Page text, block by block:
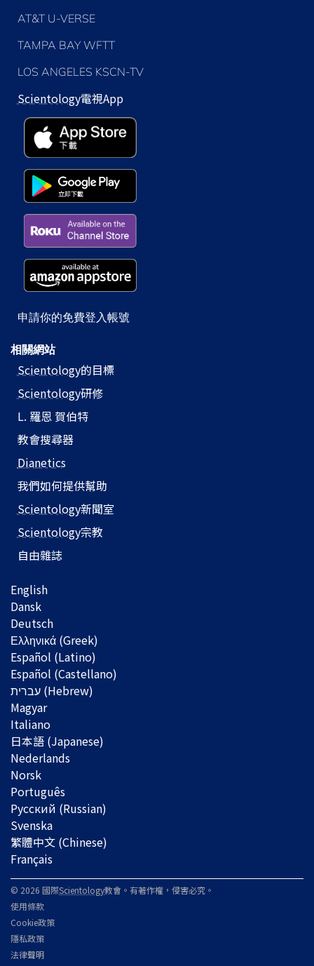
AT&T U-VERSE
TAMPA BAY WFTT
LOS ANGELES KSCN-TV
Scientology電視App
申請你的免費登入帳號
相關網站
Scientology的目標
Scientology研修
L. 羅恩 賀伯特
教會搜尋器
Dianetics
我們如何提供幫助
Scientology新聞室
Scientology宗教
自由雜誌
English
Dansk
Deutsch
Ελληνικά (Greek)
Español (Latino)
Español (Castellano)
Magyar
Italiano
日本語 (Japanese)
Nederlands
Norsk
Português
Русский (Russian)
Svenska
繁體中文 (Chinese)
Français
© 2026 國際Scientology教會。有著作權，侵害必究。
使用條款
Cookie政策
隱私政策
法律聲明